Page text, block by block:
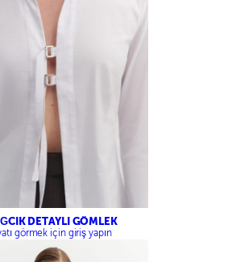
DETAYLI GÖMLEK
görmek için giriş yapın